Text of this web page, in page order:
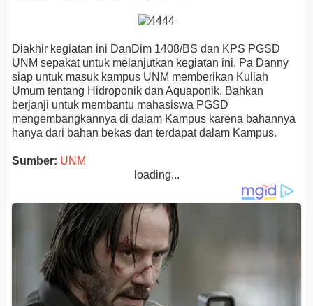
Diakhir kegiatan ini DanDim 1408/BS dan KPS PGSD
UNM sepakat untuk melanjutkan kegiatan ini. Pa Danny
siap untuk masuk kampus UNM memberikan Kuliah
Umum tentang Hidroponik dan Aquaponik. Bahkan
berjanji untuk membantu mahasiswa PGSD
mengembangkannya di dalam Kampus karena bahannya
hanya dari bahan bekas dan terdapat dalam Kampus.
Sumber: UNM
loading...